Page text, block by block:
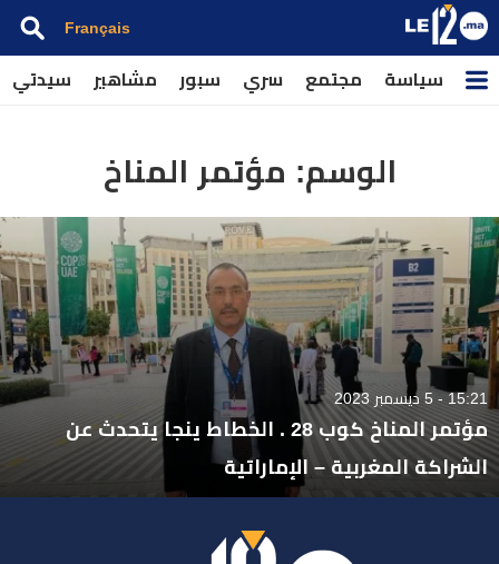
Français
سياسة مجتمع سري سبور مشاهير سيدتي
الوسم: مؤتمر المناخ
15:21 - 5 ديسمبر 2023
مؤتمر المناخ كوب 28 . الخطاط ينجا يتحدث عن
الشراكة المغربية – الإماراتية